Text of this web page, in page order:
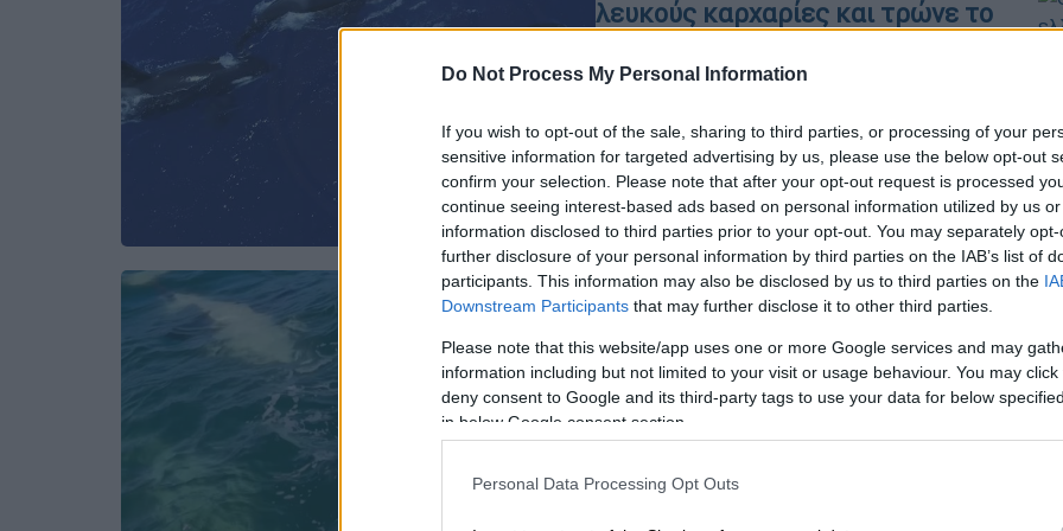
Do Not Process My Personal Information
If you wish to opt-out of the sale, sharing to third parties, or processing of your
sensitive information for targeted advertising by us, please use the below opt-out
confirm your selection. Please note that after your opt-out request is processed
continue seeing interest-based ads based on personal information utilized by us
information disclosed to third parties prior to your opt-out. You may separately
further disclosure of your personal information by third parties on the IAB’s list of
participants. This information may also be disclosed by us to third parties on the
Downstream Participants that may further disclose it to other third parties.
Please note that this website/app uses one or more Google services and may
information including but not limited to your visit or usage behaviour. You may
deny consent to Google and its third-party tags to use your data for below
in below Google consent section.
Personal Data Processing Opt Outs
λευκούς καρχαρίες και τρώνε το
βίντεο
στο Μεξικό έχουν εντοπίσει μια
αδυναμία που καθιστά τους μεγάλους
λευκούς καρχαρίες ευάλωτους
Κόσμος |19.09.2025 18:25
Σοκ στην Πορτογαλία: Όρκες
επιτέθηκαν σε δύο ιστιοπλοϊκά και
βύθισαν το ένα
Οι εικόνες προκαλούν σοκ,
καταγράφοντας τις όρκες να χτυπούν
επανειλημμένα τον πυθμένα του